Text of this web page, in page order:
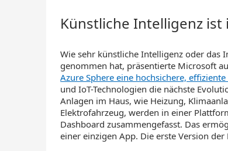
Künstliche Intelligenz
Wie sehr künstliche Intelligenz oder das
genommen hat, präsentierte Microsoft
Azure Sphere eine hochsichere,
und IoT-Technologien die nächste
Anlagen im Haus, wie Heizung,
Elektrofahrzeug, werden in einer
Dashboard zusammengefasst. Das
einer einzigen App. Die erste Version